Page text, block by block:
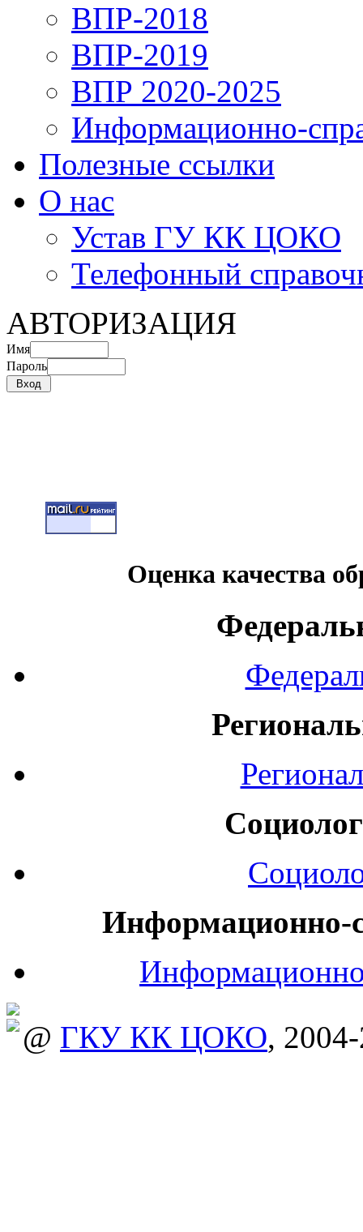
ВПР-2018
ВПР-2019
ВПР 2020-2025
Информационно-
Полезные ссылки
О нас
Устав ГУ КК ЦОКО
Телефонный
АВТОРИЗАЦИЯ
Имя
Пароль
Оценка качества
Информационно-
@ ГКУ КК ЦОКО,